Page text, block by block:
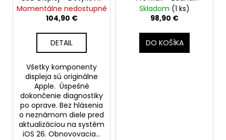
Plocha + Rám -
Original Apple
Momentálne nedostupné
104,90 €
DETAIL
Všetky komponenty
displeja sú originálne
Apple. Úspešné
dokončenie diagnostiky
po oprave. Bez hlásenia
o neznámom diele pred
aktualizáciou na systém
iOS 26. Obnovovacia...
Kamera - Original
Apple
Skladom (1 ks)
98,90 €
DO KOŠÍKA
KRÚŽOK
SKLÍČKA
KAMERY
(PRÍRODNÝ
TITÁN
NATURAL
TITANIUM)
ORIGINAL
APPLE